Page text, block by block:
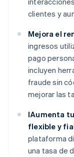
clientes y
Mejora el
ingresos
pago
incluyen
fraude sin
mejorar las
IAumenta
flexible y
plataforma
una tasa de